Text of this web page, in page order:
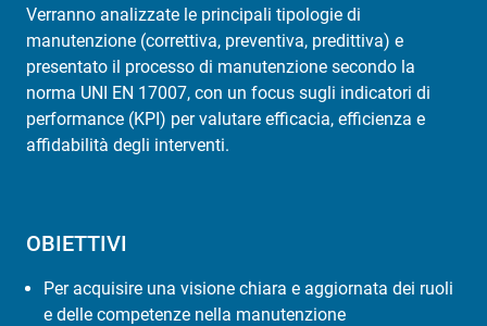
Verranno analizzate le principali tipologie di
manutenzione (correttiva, preventiva, predittiva) e
presentato il processo di manutenzione secondo la
norma UNI EN 17007, con un focus sugli indicatori di
performance (KPI) per valutare efficacia, efficienza e
affidabilità degli interventi.
OBIETTIVI
Per acquisire una visione chiara e aggiornata dei ruoli
e delle competenze nella manutenzione